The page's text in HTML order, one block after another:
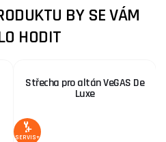
BY SE VÁM
HODIT
Střecha pro altán VeGAS De
Luxe
SERVIS+